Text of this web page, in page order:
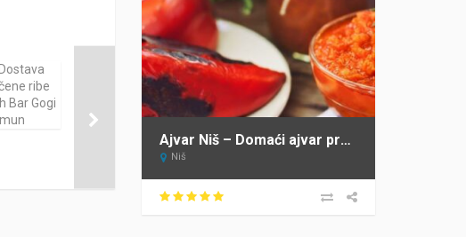
Ajvar Niš – Domaći ajvar prodaja Niš
Niš